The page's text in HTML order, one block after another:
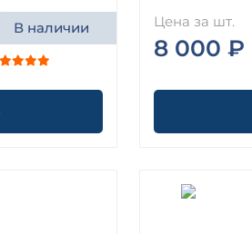
В наличии Цена за шт.
8 000 ₽